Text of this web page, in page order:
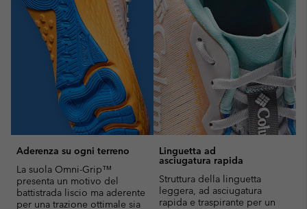
Aderenza su ogni terreno
La suola Omni-Grip™
presenta un motivo del
battistrada liscio ma aderente
per una trazione ottimale sia
Linguetta ad
asciugatura rapida
Struttura della linguetta
leggera, ad asciugatura
rapida e traspirante per un